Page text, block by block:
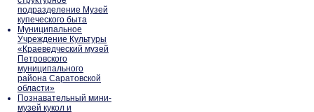
подразделение Музей
купеческого быта
Муниципальное
Учреждение Культуры
«Краеведческий музей
Петровского
муниципального
района Саратовской
области»
Познавательный мини-
музей кукол и